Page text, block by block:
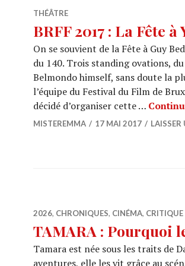
THÉÂTRE
BRFF 2017 : La Fête
On se souvient de la Fête à Guy
du 140. Trois standing ovations,
Belmondo himself, sans doute la
l’équipe du Festival du Film de
décidé d’organiser cette …
MISTEREMMA 17 MAI 2017
2026, CHRONIQUES, CINÉMA, CRITIQUE
TAMARA : Pourquoi
Tamara est née sous les traits de
aventures, elle les vit grâce au